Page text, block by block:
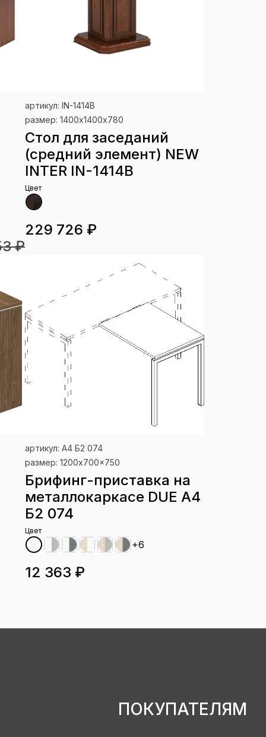
₽
артикул: IN-1414В
размер: 1400х1400х780
Стол для заседаний
(средний элемент) NEW
INTER IN-1414В
Цвет
229 726 ₽
артикул: А4 Б2 074
размер: 1200x700x750
Брифинг-приставка на
металлокаркасе DUE А4
Б2 074
Цвет
+6
12 363 ₽
ПОКУПАТЕЛЯМ